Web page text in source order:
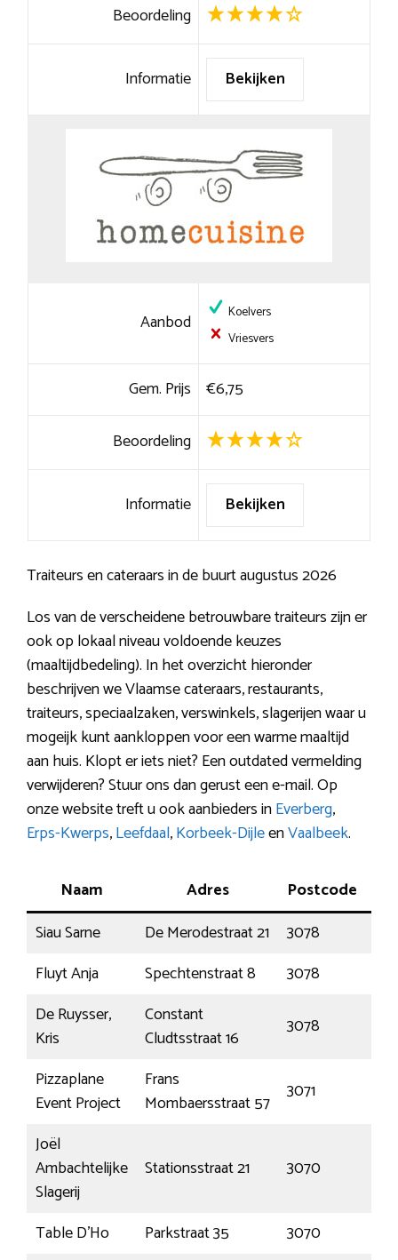
Beoordeling
Informatie Bekijken
Aanbod
Koelvers
Vriesvers
Gem. Prijs €6,75
Beoordeling
Informatie Bekijken
Traiteurs en cateraars in de buurt augustus 2026
Los van de verscheidene betrouwbare traiteurs zijn er
ook op lokaal niveau voldoende keuzes
(maaltijdbedeling). In het overzicht hieronder
beschrijven we Vlaamse cateraars, restaurants,
traiteurs, speciaalzaken, verswinkels, slagerijen waar u
mogeijk kunt aankloppen voor een warme maaltijd
aan huis. Klopt er iets niet? Een outdated vermelding
verwijderen? Stuur ons dan gerust een e-mail. Op
onze website treft u ook aanbieders inEverberg,
Erps-Kwerps,Leefdaal,Korbeek-DijleenVaalbeek.
Naam Adres Postcode
Siau Sarne
De Merodestraat 21 3078
Fluyt Anja
Spechtenstraat 8 3078
De Ruysser,
Kris
Constant
Cludtsstraat 16
3078
Pizzaplane
Event Project
Frans
Mombaersstraat 57
3071
Joël
Ambachtelijke
Slagerij
Stationsstraat 21 3070
Table D’Ho Parkstraat 35 3070